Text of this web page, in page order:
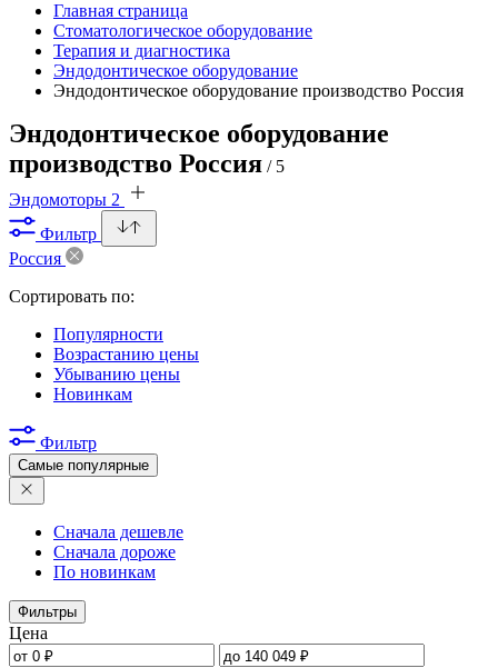
Главная страница
Стоматологическое оборудование
Терапия и диагностика
Эндодонтическое оборудование
Эндодонтическое оборудование производство Россия
Эндодонтическое оборудование
производство Россия / 5
Эндомоторы 2
Фильтр
Россия
Сортировать по:
Популярности
Возрастанию цены
Убыванию цены
Новинкам
Фильтр
Самые популярные
Сначала дешевле
Сначала дороже
По новинкам
Фильтры
Цена